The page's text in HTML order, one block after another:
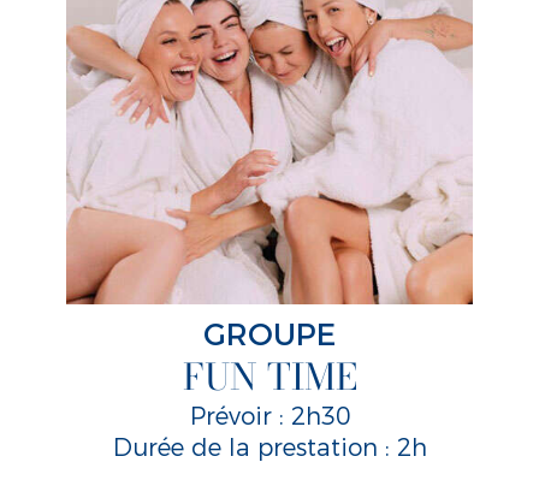
GROUPE
FUN TIME
Prévoir : 2h30
Durée de la prestation : 2h